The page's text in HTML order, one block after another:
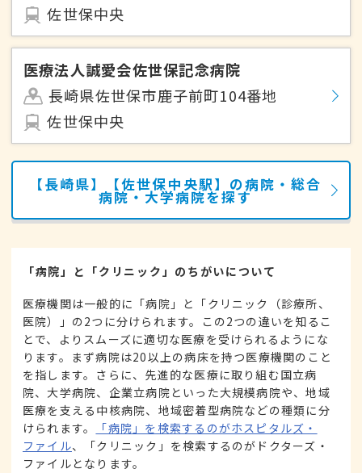
佐世保中央
医療法人誠愛会佐世保記念病院
長崎県佐世保市鹿子前町104番地
佐世保中央
【長崎県】【佐世保中央駅】の病院・総合
病院・大学病院を探す
「病院」と「クリニック」のちがいについて
医療機関は一般的に「病院」と「クリニック（診療所、
医院）」の2つに分けられます。この2つの違いを知るこ
とで、よりスムーズに適切な医療を受けられるようにな
ります。まず病院は20以上の病床を持つ医療機関のこと
を指します。さらに、先進的な医療に取り組む国立病
院、大学病院、企業立病院といった大規模病院や、地域
医療を支える中核病院、地域密着型病院などの種類に分
けられます。
「病院」を検索するのがホスピタルズ・
ファイル、「クリニック」を検索するのがドクターズ・
ファイルとなります。